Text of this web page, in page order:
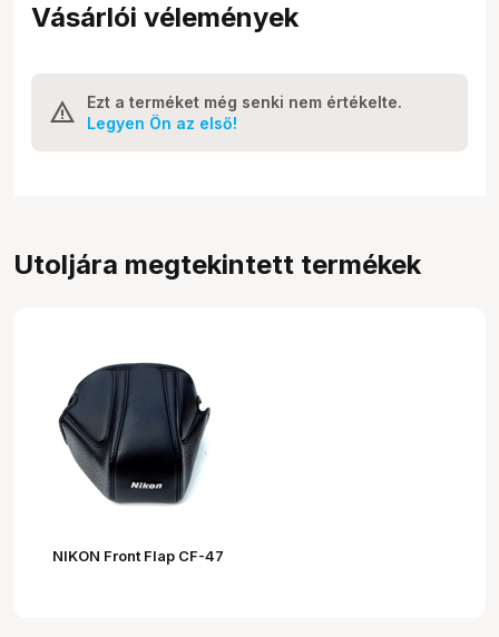
Vásárlói vélemények
Ezt a terméket még senki nem értékelte.
Legyen Ön az első!
Utoljára megtekintett termékek
NIKON Front Flap CF-47